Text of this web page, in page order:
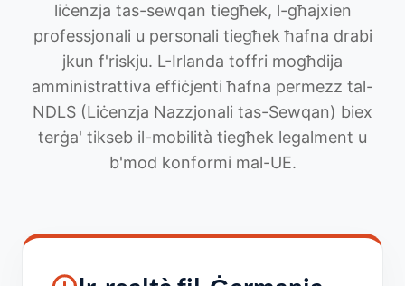
liċenzja tas-sewqan tiegħek, l-għajxien
professjonali u personali tiegħek ħafna drabi
jkun f'riskju. L-Irlanda toffri mogħdija
amministrattiva effiċjenti ħafna permezz tal-
NDLS (Liċenzja Nazzjonali tas-Sewqan) biex
terġa' tikseb il-mobilità tiegħek legalment u
b'mod konformi mal-UE.